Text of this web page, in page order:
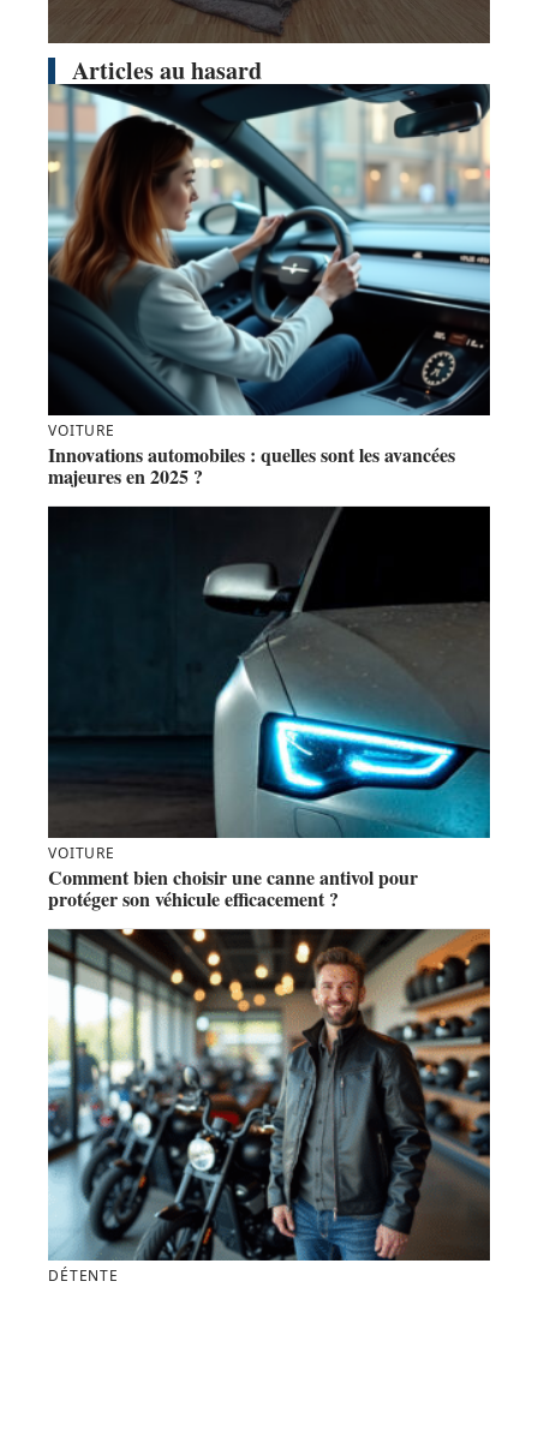
Articles au hasard
VOITURE
Innovations automobiles : quelles sont les avancées
majeures en 2025 ?
VOITURE
Comment bien choisir une canne antivol pour
protéger son véhicule efficacement ?
DÉTENTE